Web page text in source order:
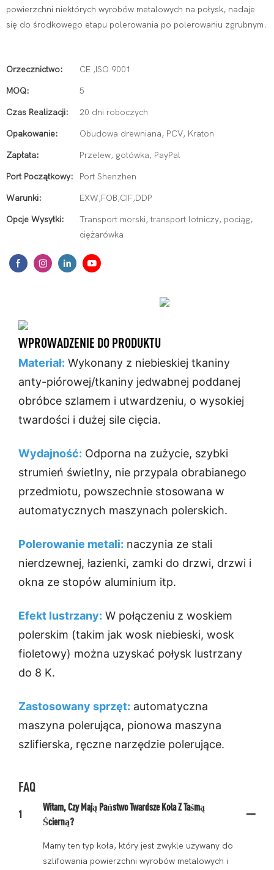
powierzchni niektórych wyrobów metalowych na połysk, nadaje
się do środkowego etapu polerowania po polerowaniu zgrubnym.
Orzecznictwo: CE ,ISO 9001
MOQ: 5
Czas Realizacji: 20 dni roboczych
Opakowanie: Obudowa drewniana, PCV, Kraton
Zapłata: Przelew, gotówka, PayPal
Port Początkowy: Port Shenzhen
Warunki: EXW,FOB,CIF,DDP
Opcje Wysyłki:
Transport morski, transport lotniczy, pociąg,
ciężarówka
WPROWADZENIE DO PRODUKTU
Materiał: Wykonany z niebieskiej tkaniny
anty-piórowej/tkaniny jedwabnej poddanej
obróbce szlamem i utwardzeniu, o wysokiej
twardości i dużej sile cięcia.
Wydajność: Odporna na zużycie, szybki
strumień świetlny, nie przypala obrabianego
przedmiotu, powszechnie stosowana w
automatycznych maszynach polerskich.
Polerowanie metali: naczynia ze stali
nierdzewnej, łazienki, zamki do drzwi, drzwi i
okna ze stopów aluminium itp.
Efekt lustrzany: W połączeniu z woskiem
polerskim (takim jak wosk niebieski, wosk
fioletowy) można uzyskać połysk lustrzany
do 8 K.
Zastosowany sprzęt: automatyczna
maszyna polerująca, pionowa maszyna
szlifierska, ręczne narzędzie polerujące.
FAQ
1
Witam, Czy Mają Państwo Twardsze Koła Z Taśmą
Ścierną?
Mamy ten typ koła, który jest zwykle używany do
szlifowania powierzchni wyrobów metalowych i